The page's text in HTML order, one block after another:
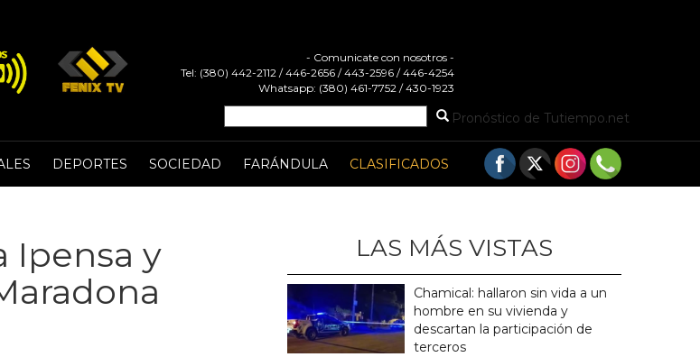
- Comunicate con nosotros -
Tel: (380) 442-2112 / 446-2656 / 443-2596 / 446-4254
Whatsapp: (380) 461-7752 / 430-1923
Pronóstico de Tutiempo.net
DEPORTES SOCIEDAD FARÁNDULA CLASIFICADOS
Ipensa y
LAS MÁS VISTAS
Chamical: hallaron sin vida a un
hombre en su vivienda y
descartan la participación de
terceros